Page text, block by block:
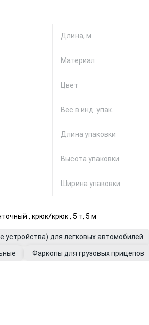
Длина, м
Материал
Цвет
Вес в инд. упак.
Длина упаковки
Высота упаковки
Ширина упаковки
, крюк/крюк , 5 т, 5 м
устройства) для легковых автомобилей
Фаркопы для грузовых прицепов